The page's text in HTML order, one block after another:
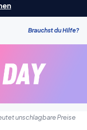
Brauchst du Hilfe?
unschlagbare Preise